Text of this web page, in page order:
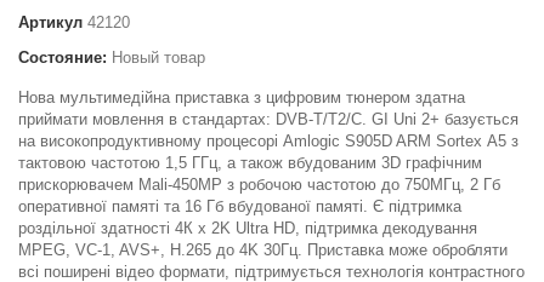
Артикул 42120
Состояние: Новый товар
Нова мультимедійна приставка з цифровим тюнером здатна
приймати мовлення в стандартах: DVB-T/T2/C. GI Uni 2+ базується
на високопродуктивному процесорі Amlogic S905D ARM Sortех А5 з
тактовою частотою 1,5 ГГц, а також вбудованим 3D графічним
прискорювачем Mali-450MP з робочою частотою до 750MГц, 2 Гб
оперативної памяті та 16 Гб вбудованої памяті. Є підтримка
роздільної здатності 4К x 2K Ultra HD, підтримка декодування
MPEG, VC-1, AVS+, H.265 до 4K 30Гц. Приставка може обробляти
всі поширені відео формати, підтримується технологія контрастного